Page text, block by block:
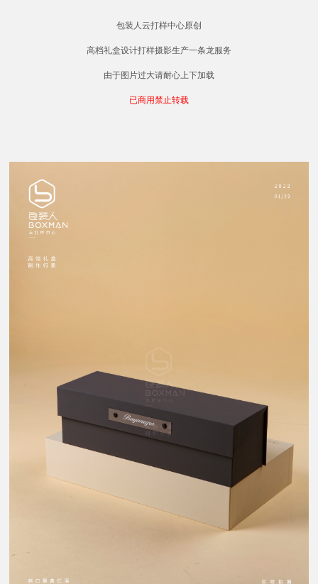
包装人云打样中心原创
高档礼盒设计打样摄影生产一条龙服务
由于图片过大请耐心上下加载
已商用禁止转载